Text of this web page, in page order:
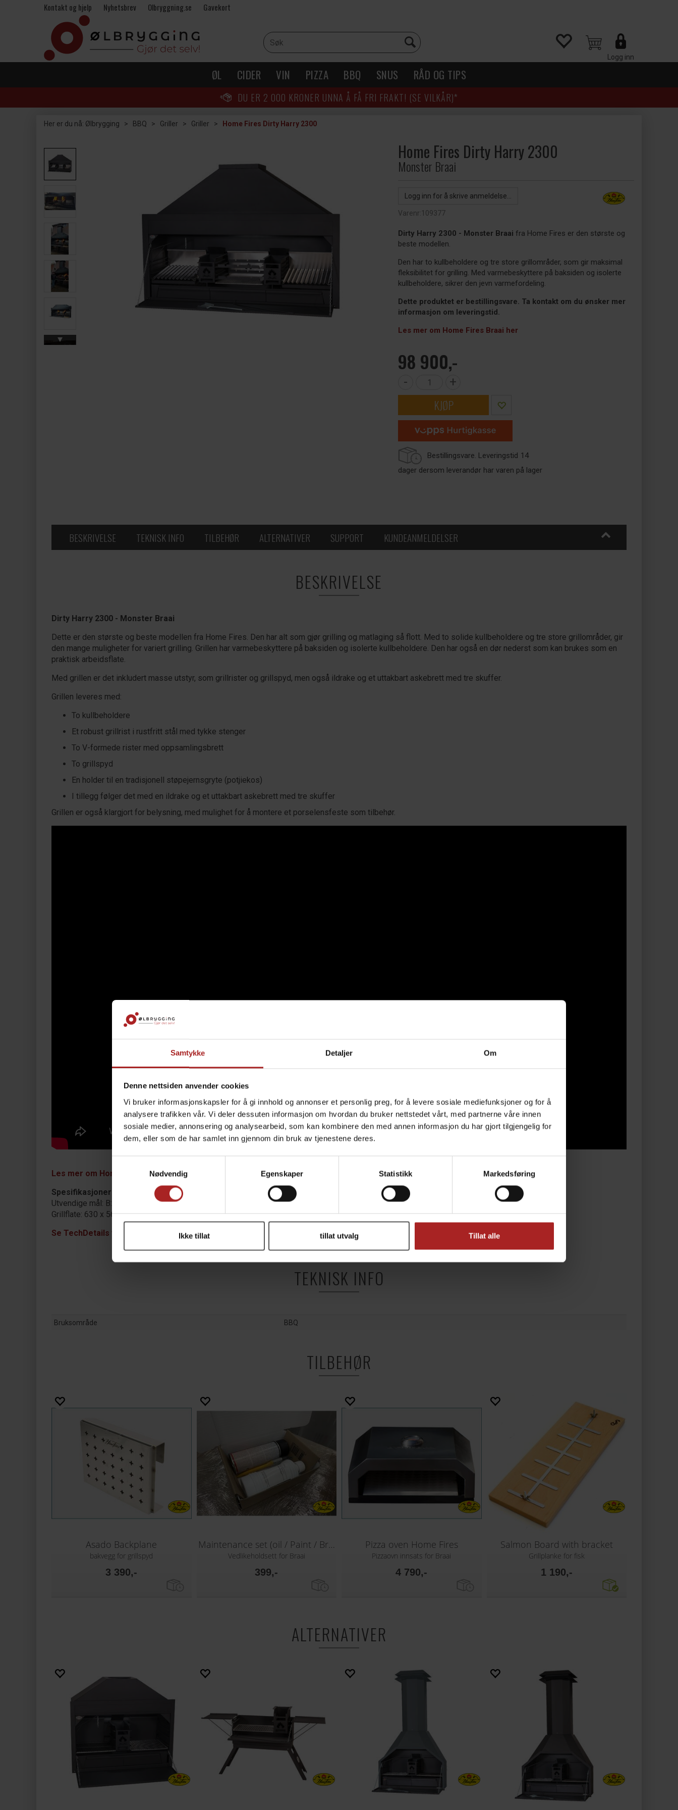
Samtykke Detaljer Om
Denne nettsiden anvender cookies
Vi bruker informasjonskapsler for å gi innhold og annonser et personlig preg, for å levere sosiale mediefunksjoner og for å
analysere trafikken vår. Vi deler dessuten informasjon om hvordan du bruker nettstedet vårt, med partnerne våre innen
sosiale medier, annonsering og analysearbeid, som kan kombinere den med annen informasjon du har gjort tilgjengelig for
dem, eller som de har samlet inn gjennom din bruk av tjenestene deres.
Nødvendig
Egenskaper Statistikk Markedsføring
Ikke tillat tillat utvalg Tillat alle
Kontakt og hjelp Nyhetsbrev Olbryggning.se Gavekort
Logg inn
ØL CIDER VIN PIZZA BBQ SNUS RÅD OG TIPS
DU ER 2 000 KRONER UNNA Å FÅ FRI FRAKT! (SE VILKÅR)*
Her er du nå: Ølbrygging > BBQ > Griller > Griller > Home Fires Dirty Harry 2300
Home Fires Dirty Harry 2300
Monster Braai
Logg inn for å skrive anmeldelse...
Varenr:109377
Dirty Harry 2300 - Monster Braai fra Home Fires er den største og
beste modellen.
Den har to kullbeholdere og tre store grillområder, som gir maksimal
fleksibilitet for grilling. Med varmebeskyttere på baksiden og isolerte
kullbeholdere, sikrer den jevn varmefordeling.
Dette produktet er bestillingsvare. Ta kontakt om du ønsker mer
informasjon om leveringstid.
Les mer om Home Fires Braai her
98 900,-
- +
KJØP
Bestillingsvare. Leveringstid 14
dager dersom leverandør har varen på lager
BESKRIVELSE TEKNISK INFO TILBEHØR ALTERNATIVER SUPPORT KUNDEANMELDELSER
BESKRIVELSE
Dirty Harry 2300 - Monster Braai
Dette er den største og beste modellen fra Home Fires. Den har alt som gjør grilling og matlaging så flott. Med to solide kullbeholdere og tre store grillområder, gir
den mange muligheter for variert grilling. Grillen har varmebeskyttere på baksiden og isolerte kullbeholdere. Den har også en dør nederst som kan brukes som en
praktisk arbeidsflate.
Med grillen er det inkludert masse utstyr, som grillrister og grillspyd, men også ildrake og et uttakbart askebrett med tre skuffer.
Grillen leveres med:
To kullbeholdere
Et robust grillrist i rustfritt stål med tykke stenger
To V-formede rister med oppsamlingsbrett
To grillspyd
En holder til en tradisjonell støpejernsgryte (potjiekos)
I tillegg følger det med en ildrake og et uttakbart askebrett med tre skuffer
Grillen er også klargjort for belysning, med mulighet for å montere et porselensfeste som tilbehør.
Les mer om Home Fires Braai her
Spesifikasjoner:
Utvendige mål: B: 2320 mm H: 1650 mm D: 640 mm
Grillflate: 630 x 560 mm (3stk)
Se TechDetails for flere mål
TEKNISK INFO
Bruksområde BBQ
TILBEHØR
Asado Backplane
bakvegg for grillspyd
3 390,-
Maintenance set (oil / Paint / Brush)
Vedlikeholdsett for Braai
399,-
Pizza oven Home Fires
Pizzaovn innsats for Braai
4 790,-
Salmon Board with bracket
Grillplanke for fisk
1 190,-
ALTERNATIVER